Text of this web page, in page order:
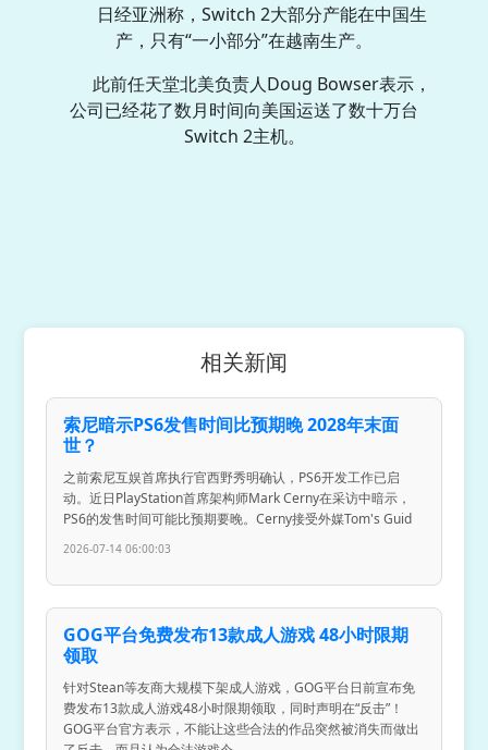
日经亚洲称，Switch 2大部分产能在中国生
产，只有“一小部分”在越南生产。
此前任天堂北美负责人Doug Bowser表示，
公司已经花了数月时间向美国运送了数十万台
Switch 2主机。
相关新闻
索尼暗示PS6发售时间比预期晚 2028年末面
世？
之前索尼互娱首席执行官西野秀明确认，PS6开发工作已启
动。近日PlayStation首席架构师Mark Cerny在采访中暗示，
PS6的发售时间可能比预期要晚。Cerny接受外媒Tom's Guid
2026-07-14 06:00:03
GOG平台免费发布13款成人游戏 48小时限期
领取
针对Stean等友商大规模下架成人游戏，GOG平台日前宣布免
费发布13款成人游戏48小时限期领取，同时声明在“反击”！
GOG平台官方表示，不能让这些合法的作品突然被消失而做出